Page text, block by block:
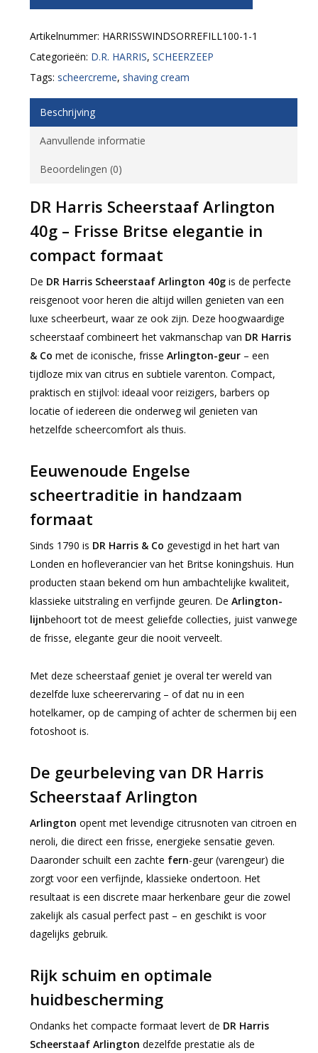
Artikelnummer: HARRISSWINDSORREFILL100-1-1
Categorieën: D.R. HARRIS, SCHEERZEEP
Tags: scheercreme, shaving cream
Beschrijving
Aanvullende informatie
Beoordelingen (0)
DR Harris Scheerstaaf Arlington
40g – Frisse Britse elegantie in
compact formaat
De DR Harris Scheerstaaf Arlington 40gis de perfecte
reisgenoot voor heren die altijd willen genieten van een
luxe scheerbeurt, waar ze ook zijn. Deze hoogwaardige
scheerstaaf combineert het vakmanschap van DR Harris
& Co met de iconische, frisse Arlington-geur– een
tijdloze mix van citrus en subtiele varenton. Compact,
praktisch en stijlvol: ideaal voor reizigers, barbers op
locatie of iedereen die onderweg wil genieten van
hetzelfde scheercomfort als thuis.
Eeuwenoude Engelse
scheertraditie in handzaam
formaat
Sinds 1790 is DR Harris & Co gevestigd in het hart van
Londen en hofleverancier van het Britse koningshuis. Hun
producten staan bekend om hun ambachtelijke kwaliteit,
klassieke uitstraling en verfijnde geuren. De Arlington-
lijnbehoort tot de meest geliefde collecties, juist vanwege
de frisse, elegante geur die nooit verveelt.
Met deze scheerstaaf geniet je overal ter wereld van
dezelfde luxe scheerervaring – of dat nu in een
hotelkamer, op de camping of achter de schermen bij een
fotoshoot is.
De geurbeleving van DR Harris
Scheerstaaf Arlington
Arlington opent met levendige citrusnoten van citroen en
neroli, die direct een frisse, energieke sensatie geven.
Daaronder schuilt een zachte fern-geur (varengeur) die
zorgt voor een verfijnde, klassieke ondertoon. Het
resultaat is een discrete maar herkenbare geur die zowel
zakelijk als casual perfect past – en geschikt is voor
dagelijks gebruik.
Rijk schuim en optimale
huidbescherming
Ondanks het compacte formaat levert de DR Harris
Scheerstaaf Arlington dezelfde prestatie als de